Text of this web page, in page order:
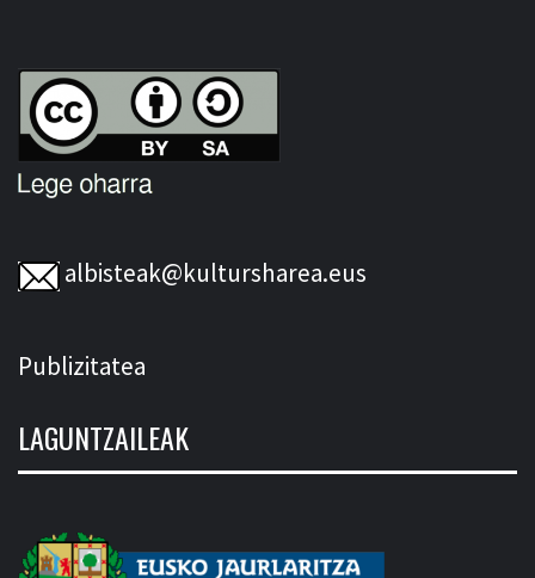
albisteak@kultursharea.eus
Publizitatea
LAGUNTZAILEAK